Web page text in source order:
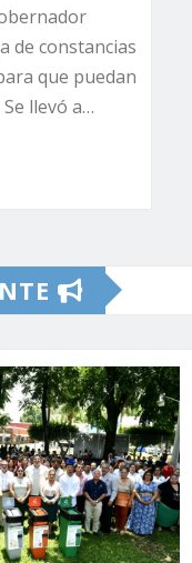
de constancias
que puedan
llevó a…